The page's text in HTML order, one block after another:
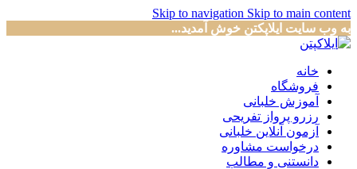
Skip to navigation Skip to main content
به وب سایت ایلاپکتن خوش آمدید...
خانه
فروشگاه
آموزش خلبانی
رزرو پرواز تفریحی
آزمون آنلاین خلبانی
درخواست مشاوره
دانستنی و مطالب